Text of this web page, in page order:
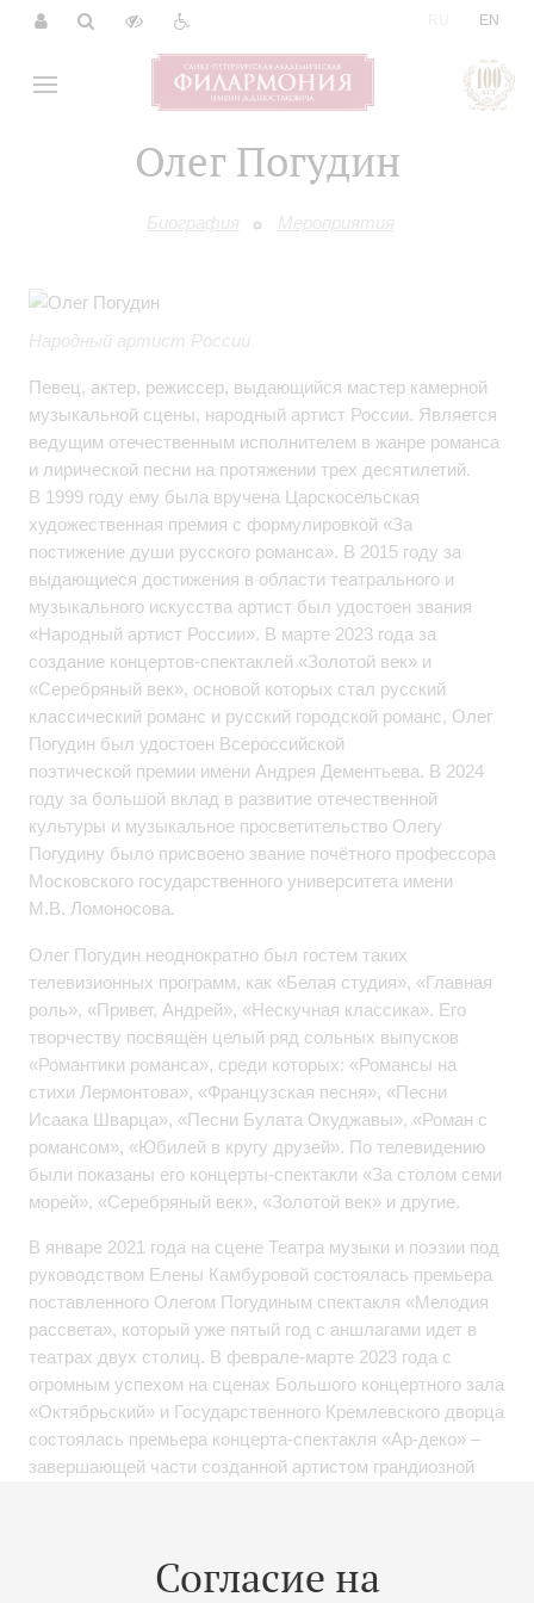
EN
Олег Погудин
Биография Мероприятия
Согласие на
Народный артист России
Певец, актер, режиссер, выдающийся мастер камерной
музыкальной сцены, народный артист России. Является
ведущим отечественным исполнителем в жанре романса
и лирической песни на протяжении трех десятилетий.
В 1999 году ему была вручена Царскосельская
художественная премия с формулировкой «За
постижение души русского романса». В 2015 году за
выдающиеся достижения в области театрального и
музыкального искусства артист был удостоен звания
«Народный артист России». В марте 2023 года за
создание концертов-спектаклей «Золотой век» и
«Серебряный век», основой которых стал русский
классический романс и русский городской романс, Олег
Погудин был удостоен Всероссийской
поэтической премии имени Андрея Дементьева. В 2024
году за большой вклад в развитие отечественной
культуры и музыкальное просветительство Олегу
Погудину было присвоено звание почётного профессора
Московского государственного университета имени
М.В. Ломоносова.
Олег Погудин неоднократно был гостем таких
телевизионных программ, как «Белая студия», «Главная
роль», «Привет, Андрей», «Нескучная классика». Его
творчеству посвящён целый ряд сольных выпусков
«Романтики романса», среди которых: «Романсы на
стихи Лермонтова», «Французская песня», «Песни
Исаака Шварца», «Песни Булата Окуджавы», «Роман с
романсом», «Юбилей в кругу друзей». По телевидению
были показаны его концерты-спектакли «За столом семи
морей», «Серебряный век», «Золотой век» и другие.
В январе 2021 года на сцене Театра музыки и поэзии под
руководством Елены Камбуровой состоялась премьера
поставленного Олегом Погудиным спектакля «Мелодия
рассвета», который уже пятый год с аншлагами идет в
театрах двух столиц. В феврале-марте 2023 года с
огромным успехом на сценах Большого концертного зала
«Октябрьский» и Государственного Кремлевского дворца
состоялась премьера концерта-спектакля «Ар-деко» –
завершающей части созданной артистом грандиозной
в котором Олег Погудин не только сыграл главную роль,